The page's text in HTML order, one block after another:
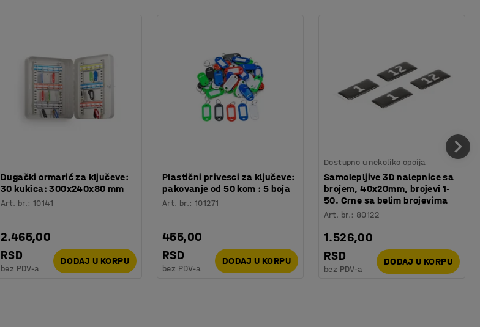
Dugački ormarić za ključeve:
30 kukica: 300x240x80 mm
Art. br.:10141
2.465,00
RSD
bez PDV-a
DODAJ U KORPU
Plastični privesci za ključeve:
pakovanje od 50 kom : 5 boja
Art. br.:101271
455,00
RSD
bez PDV-a
DODAJ U KORPU
Dostupno u nekoliko opcija
Samolepljive 3D nalepnice sa
brojem, 40x20mm, brojevi 1-
50. Crne sa belim brojevima
Art. br.: 80122
1.526,00
RSD
bez PDV-a
DODAJ U KORPU